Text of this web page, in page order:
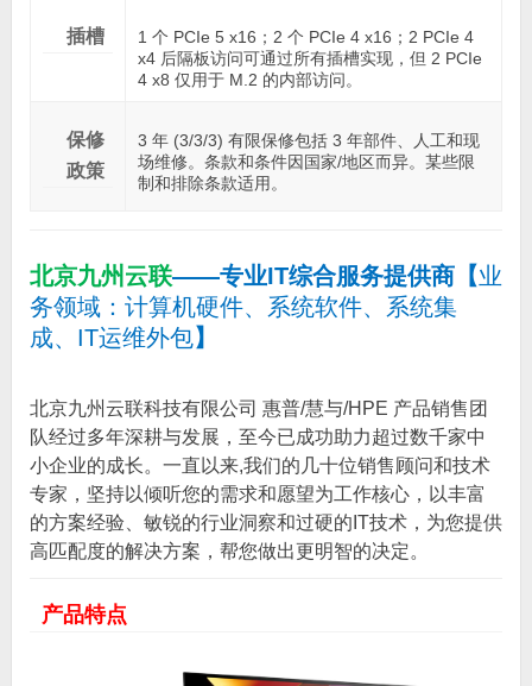
插槽
1 个 PCIe 5 x16；2 个 PCIe 4 x16；2 PCIe 4
x4 后隔板访问可通过所有插槽实现，但 2 PCIe
4 x8 仅用于 M.2 的内部访问。
保修
政策
3 年 (3/3/3) 有限保修包括 3 年部件、人工和现
场维修。条款和条件因国家/地区而异。某些限
制和排除条款适用。
北京九州云联——专业IT综合服务提供商【业
务领域：计算机硬件、系统软件、系统集
成、IT运维外包】
北京九州云联科技有限公司 惠普/慧与/HPE 产品销售团
队经过多年深耕与发展，至今已成功助力超过数千家中
小企业的成长。一直以来,我们的几十位销售顾问和技术
专家，坚持以倾听您的需求和愿望为工作核心，以丰富
的方案经验、敏锐的行业洞察和过硬的IT技术，为您提供
高匹配度的解决方案，帮您做出更明智的决定。
产品特点